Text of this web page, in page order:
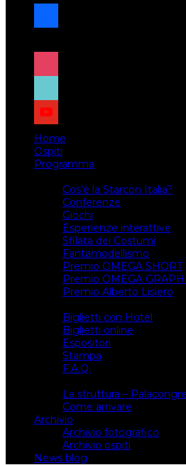
facebook
x
instagram
tiktok
youtube
Home
Ospiti
Programma
Cos’è la Starcon Italia?
Conferenze
Giochi
Esperienze interattive
Sfilata dei Costumi
Fantamodellismo
Premio OMEGA SHORT
Premio OMEGA
Premio Alberto Lisiero
Biglietti con Hotel
Biglietti online
Espositori
Stampa
F.A.Q.
La struttura –
Come arrivare
Archivio
Archivio fotografico
Archivio ospiti
News blog